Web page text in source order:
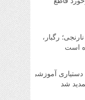
رگبار،
است
آموزشی